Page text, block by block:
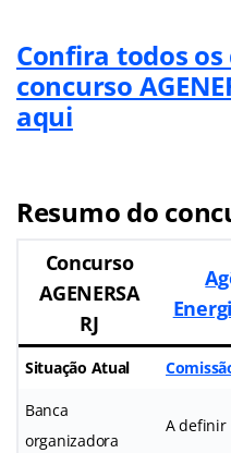
Confira todos
concurso
aqui
Resumo do
Concurso
AGENERSA
RJ
Situação Atual
Banca
organizadora
A definir